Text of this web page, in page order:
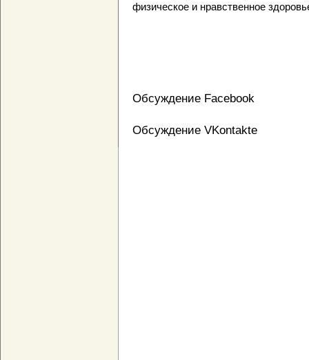
физическое и нравственное
Обсуждение Facebook
Обсуждение VKontakte